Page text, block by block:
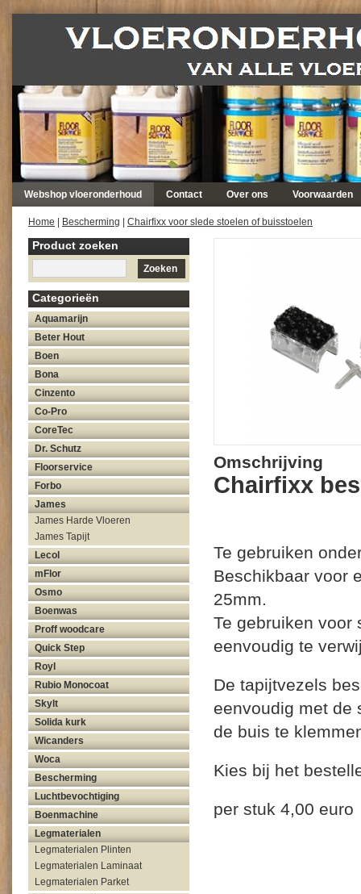
Webshop vloeronderhoud Contact Over ons Voorwaarden
Home Bescherming Chairfixx voor slede stoelen of buisstoelen
Product zoeken
Zoeken
Categorieën
Aquamarijn
Beter Hout
Boen
Bona
Cinzento
Co-Pro
CoreTec
Dr. Schutz
Floorservice
Forbo
James
James Harde Vloeren
James Tapijt
Lecol
mFlor
Osmo
Boenwas
Proff woodcare
Quick Step
Royl
Rubio Monocoat
Skylt
Solida kurk
Wicanders
Woca
Bescherming
Luchtbevochtiging
Boenmachine
Legmaterialen
Legmaterialen Plinten
Legmaterialen Laminaat
Legmaterialen Parket
Omschrijving
Chairfixx
Te gebruiken
Beschikbaar voor
25mm.
Te gebruiken voor
eenvoudig te
De tapijtvezels
eenvoudig met de
de buis te
Kies bij het
per stuk 4,00